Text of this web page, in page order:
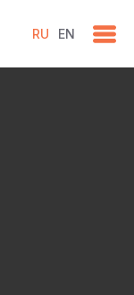
RU EN